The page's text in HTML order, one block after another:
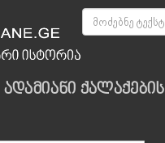
ქალაქების